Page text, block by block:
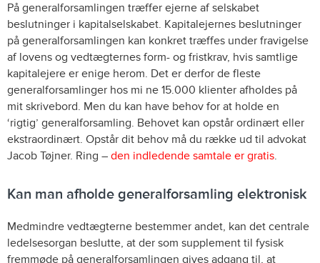
På generalforsamlingen træffer ejerne af selskabet
beslutninger i kapitalselskabet. Kapitalejernes beslutninger
på generalforsamlingen kan konkret træffes under fravigelse
af lovens og vedtægternes form- og fristkrav, hvis samtlige
kapitalejere er enige herom. Det er derfor de fleste
generalforsamlinger hos mi ne 15.000 klienter afholdes på
mit skrivebord. Men du kan have behov for at holde en
‘rigtig’ generalforsamling. Behovet kan opstår ordinært eller
ekstraordinært. Opstår dit behov må du række ud til advokat
Jacob Tøjner. Ring – den indledende samtale er gratis.
Kan man afholde generalforsamling elektronisk
Medmindre vedtægterne bestemmer andet, kan det centrale
ledelsesorgan beslutte, at der som supplement til fysisk
fremmøde på generalforsamlingen gives adgang til, at